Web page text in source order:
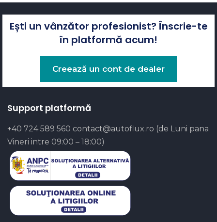
Ești un vânzător profesionist? Înscrie-te
în platformă acum!
Creează un cont de dealer
Support platformă
+40 724 589 560 contact@autoflux.ro (de Luni pana
Vineri intre 09:00 – 18:00)